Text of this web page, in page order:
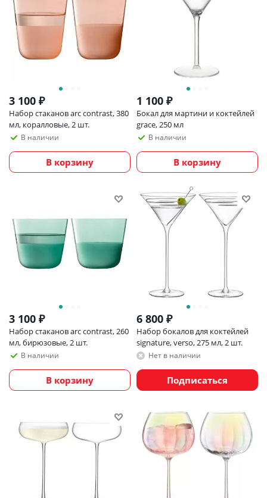
3 100 ₽
Набор стаканов arc contrast, 380
мл, коралловые, 2 шт.
В наличии
В корзину
1 100 ₽
Бокал для мартини и коктейлей
grace, 250 мл
В наличии
В корзину
3 100 ₽
Набор стаканов arc contrast, 260
мл, бирюзовые, 2 шт.
В наличии
В корзину
6 800 ₽
Набор бокалов для коктейлей
signature, verso, 275 мл, 2 шт.
Нет в наличии
Подписаться